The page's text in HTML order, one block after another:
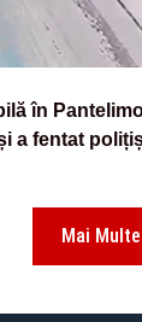
în
a fentat
Mai Multe